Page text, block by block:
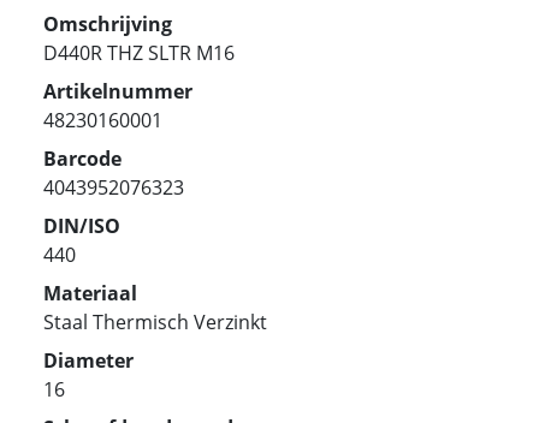
Omschrijving
D440R THZ SLTR M16
Artikelnummer
48230160001
Barcode
4043952076323
DIN/ISO
440
Materiaal
Staal Thermisch Verzinkt
Diameter
16